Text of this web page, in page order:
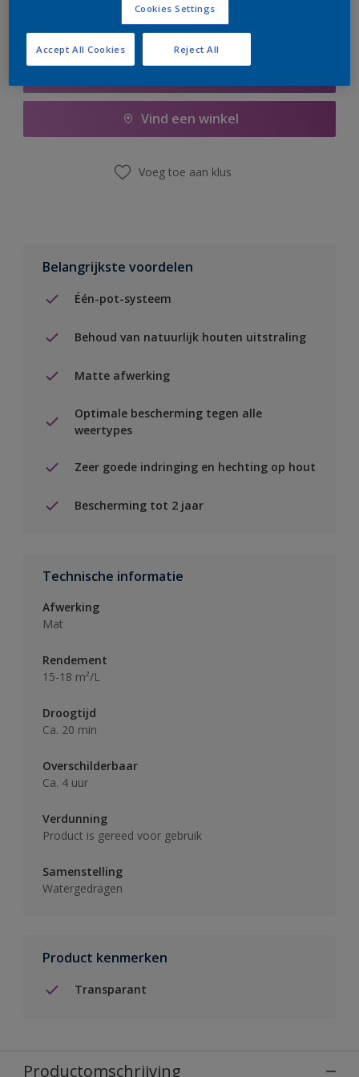
Vind een winkel
Voeg toe aan klus
Belangrijkste voordelen
Één-pot-systeem
Behoud van natuurlijk houten uitstraling
Matte afwerking
Optimale bescherming tegen alle
weertypes
Zeer goede indringing en hechting op hout
Bescherming tot 2 jaar
Technische informatie
Afwerking
Mat
Rendement
15-18 m²/L
Droogtijd
Ca. 20 min
Overschilderbaar
Ca. 4 uur
Verdunning
Product is gereed voor gebruik
Samenstelling
Watergedragen
Product kenmerken
Transparant
Productomschrijving
Cookies Settings
Reject All
Accept All Cookies